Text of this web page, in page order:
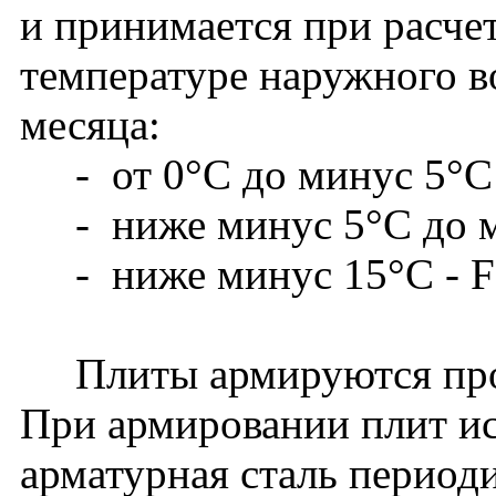
и принимается при
температуре наружного
месяца:
- от 0°С до минус 5°С
- ниже минус 5°С до
- ниже минус 15°С -
Плиты армируются
При армировании плит
арматурная сталь